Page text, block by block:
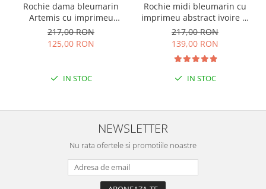
Rochie dama bleumarin
Artemis cu imprimeu
abstract si cordon in talie
217,00 RON
125,00 RON
IN STOC
Rochie midi bleumarin cu
imprimeu abstract ivoire si
snur la decolteu Shelby
217,00 RON
139,00 RON
IN STOC
NEWSLETTER
Nu rata ofertele si promotiile noastre